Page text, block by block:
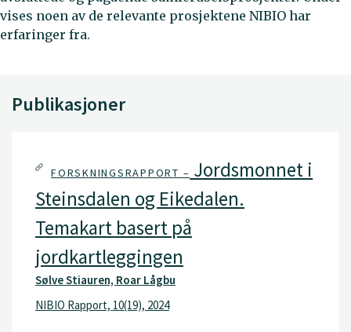
vises noen av de relevante prosjektene NIBIO har
erfaringer fra.
Publikasjoner
FORSKNINGSRAPPORT – Jordsmonnet i
Steinsdalen og Eikedalen.
Temakart basert på
jordkartleggingen
Sølve Stiauren, Roar Lågbu
NIBIO Rapport, 10(19), 2024